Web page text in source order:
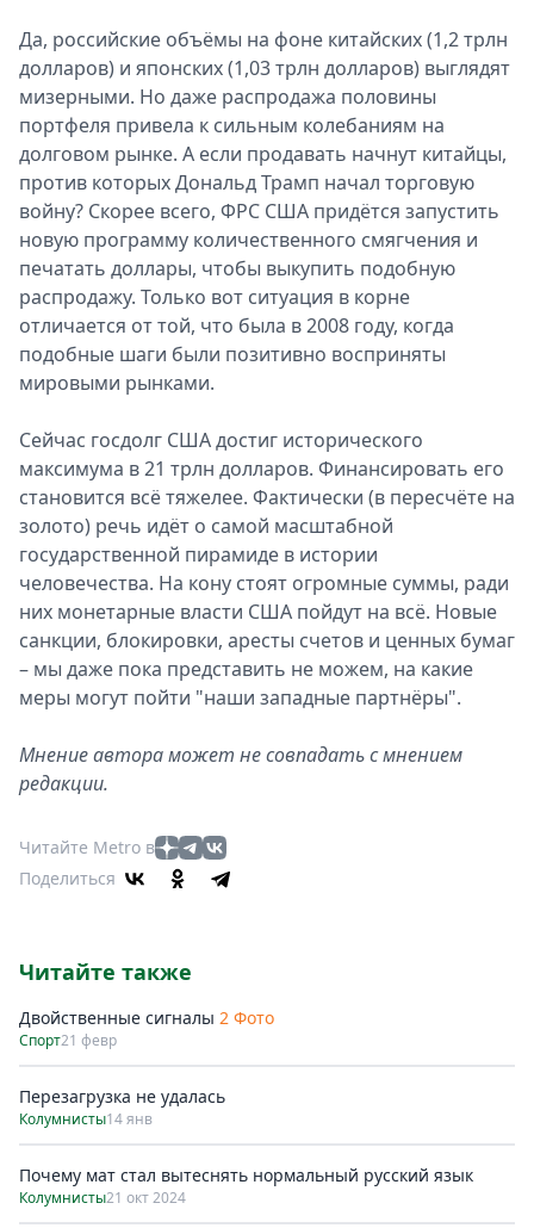
Да, российские объёмы на фоне китайских (1,2 трлн
долларов) и японских (1,03 трлн долларов) выглядят
мизерными. Но даже распродажа половины
портфеля привела к сильным колебаниям на
долговом рынке. А если продавать начнут китайцы,
против которых Дональд Трамп начал торговую
войну? Скорее всего, ФРС США придётся запустить
новую программу количественного смягчения и
печатать доллары, чтобы выкупить подобную
распродажу. Только вот ситуация в корне
отличается от той, что была в 2008 году, когда
подобные шаги были позитивно восприняты
мировыми рынками.
Сейчас госдолг США достиг исторического
максимума в 21 трлн долларов. Финансировать его
становится всё тяжелее. Фактически (в пересчёте на
золото) речь идёт о самой масштабной
государственной пирамиде в истории
человечества. На кону стоят огромные суммы, ради
них монетарные власти США пойдут на всё. Новые
санкции, блокировки, аресты счетов и ценных бумаг
– мы даже пока представить не можем, на какие
меры могут пойти "наши западные партнёры".
Мнение автора может не совпадать с мнением
редакции.
Читайте Metro в
Поделиться
Читайте также
Двойственные сигналы 2 Фото
Спорт21 февр
Перезагрузка не удалась
Колумнисты14 янв
Почему мат стал вытеснять нормальный русский язык
Колумнисты21 окт 2024